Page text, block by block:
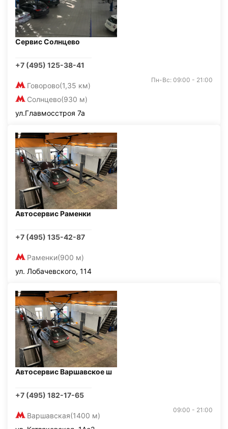
Сервис Солнцево
+7 (495) 125-38-41
Говорово(1,35 км)
Солнцево(930 м)
Пн-Вс: 09:00 - 21:00
ул.Главмосстроя 7а
Автосервис Раменки
+7 (495) 135-42-87
Раменки(900 м)
ул. Лобачевского, 114
Автосервис Варшавское ш
+7 (495) 182-17-65
Варшавская(1400 м)
09:00 - 21:00